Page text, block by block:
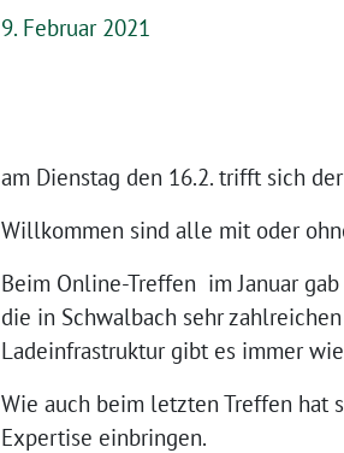
9. Februar 2021
am Dienstag den 16.2. trifft sich
Willkommen sind alle mit oder
Beim Online-Treffen im Januar
die in Schwalbach sehr
Ladeinfrastruktur gibt es immer
Wie auch beim letzten Treffen hat
Expertise einbringen.